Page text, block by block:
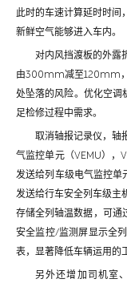
此时的车速计算延时时间
新鲜空气能够进入车内。
对内风挡渡板的外露
由300mm减至120mm
处坠落的风险。优化空
足检修过程中需求。
取消轴报记录仪，轴
气监控单元（VEMU），
发送给列车级电气监控单
发送给行车安全列车级主
存储全列轴温数据，可通
安全监控/监测屏显示全
表，显著降低车辆运用的
另外还增加司机室